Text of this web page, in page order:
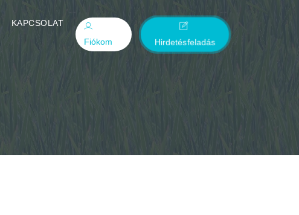
KAPCSOLAT
Fiókom
Hirdetésfeladás